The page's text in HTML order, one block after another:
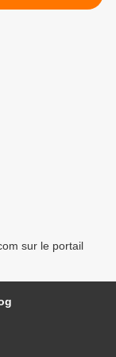
sur le portail